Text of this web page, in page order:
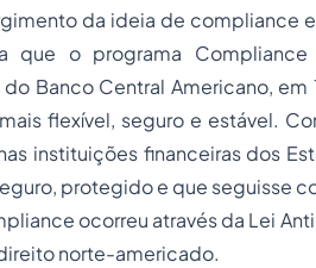
da ideia de compliance
que o programa Compliance
Banco Central Americano,
flexível, seguro e estável.
instituições financeiras dos
protegido e que seguisse
ocorreu através da Lei
norte-americado.